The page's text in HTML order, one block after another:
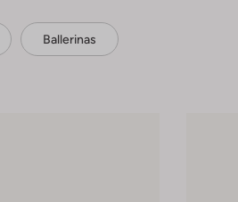
Ballerinas